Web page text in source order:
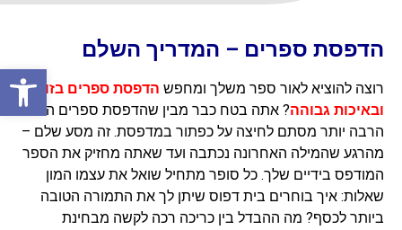
הדפסת ספרים – המדריך השלם
רוצה להוציא לאור ספר משלך ומחפש הדפסת ספרים בזול
ובאיכות גבוהה? אתה בטח כבר מבין שהדפסת ספרים היא
הרבה יותר מסתם לחיצה על כפתור במדפסת. זה מסע שלם –
מהרגע שהמילה האחרונה נכתבה ועד שאתה מחזיק את הספר
המודפס בידיים שלך. כל סופר מתחיל שואל את עצמו המון
שאלות: איך בוחרים בית דפוס שיתן לך את התמורה הטובה
ביותר לכסף? מה ההבדל בין כריכה רכה לקשה מבחינת